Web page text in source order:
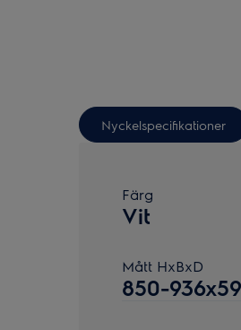
Nyckelspecifikationer
Färg
Vit
Mått HxBxD
850-